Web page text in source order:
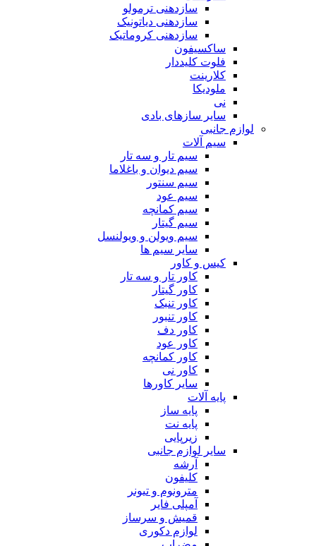
سازدهنی ترمولو
سازدهنی دیاتونیک
سازدهنی کروماتیک
ساکسیفون
فلوت کلیددار
کلارینت
ملودیکا
نی
سایر سازهای بادی
لوازم جانبی
سیم آلات
سیم تار و سه تار
سیم دیوان و باغلاما
سیم سنتور
سیم عود
سیم کمانچه
سیم گیتار
سیم ویولن و ویولنسل
سایر سیم ها
کیس و کاور
کاور تار و سه تار
کاور گیتار
کاور تنبک
کاور تنبور
کاور دف
کاور عود
کاور کمانچه
کاور نی
سایر کاورها
پایه آلات
پایه ساز
پایه نت
زیرپایی
سایر لوازم جانبی
آرشه
کلیفون
مترونوم و تیونر
آمپلی فایر
قمیش و سرساز
لوازم دکوری